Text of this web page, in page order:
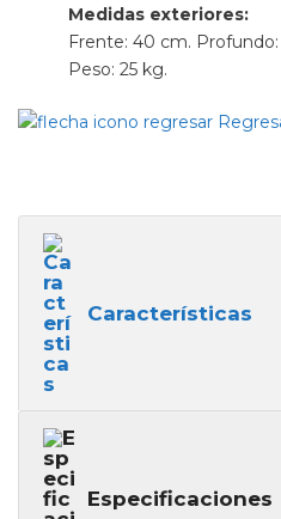
Medidas exteriores:
Frente: 40 cm.
Peso: 25 kg.
Características
Especificaciones